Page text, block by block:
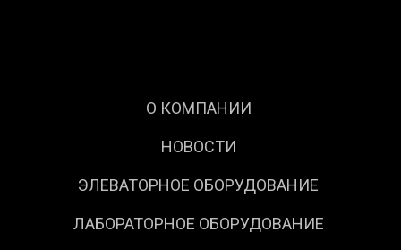
О КОМПАНИИ
НОВОСТИ
ЭЛЕВАТОРНОЕ ОБОРУДОВАНИЕ
ЛАБОРАТОРНОЕ ОБОРУДОВАНИЕ